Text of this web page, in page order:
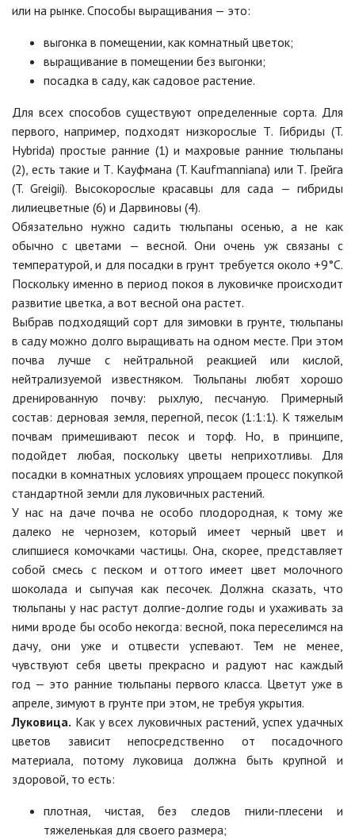
или на рынке. Способы выращивания — это:
выгонка в помещении, как комнатный цветок;
выращивание в помещении без выгонки;
посадка в саду, как садовое растение.
Для всех способов существуют определенные сорта. Для
первого, например, подходят низкорослые Т. Гибриды (T.
Hybrida) простые ранние (1) и махровые ранние тюльпаны
(2), есть такие и Т. Кауфмана (T. Kaufmanniana) или Т. Грейга
(T. Greigii). Высокорослые красавцы для сада — гибриды
лилиецветные (6) и Дарвиновы (4).
Обязательно нужно садить тюльпаны осенью, а не как
обычно с цветами — весной. Они очень уж связаны с
температурой, и для посадки в грунт требуется около +9°С.
Поскольку именно в период покоя в луковичке происходит
развитие цветка, а вот весной она растет.
Выбрав подходящий сорт для зимовки в грунте, тюльпаны
в саду можно долго выращивать на одном месте. При этом
почва лучше с нейтральной реакцией или кислой,
нейтрализуемой известняком. Тюльпаны любят хорошо
дренированную почву: рыхлую, песчаную. Примерный
состав: дерновая земля, перегной, песок (1:1:1). К тяжелым
почвам примешивают песок и торф. Но, в принципе,
подойдет любая, поскольку цветы неприхотливы. Для
посадки в комнатных условиях упрощаем процесс покупкой
стандартной земли для луковичных растений.
У нас на даче почва не особо плодородная, к тому же
далеко не чернозем, который имеет черный цвет и
слипшиеся комочками частицы. Она, скорее, представляет
собой смесь с песком и оттого имеет цвет молочного
шоколада и сыпучая как песочек. Должна сказать, что
тюльпаны у нас растут долгие-долгие годы и ухаживать за
ними вроде бы особо некогда: весной, пока переселимся на
дачу, они уже и отцвести успевают. Тем не менее,
чувствуют себя цветы прекрасно и радуют нас каждый
год — это ранние тюльпаны первого класса. Цветут уже в
апреле, зимуют в грунте при этом, не требуя укрытия.
Луковица. Как у всех луковичных растений, успех удачных
цветов зависит непосредственно от посадочного
материала, потому луковица должна быть крупной и
здоровой, то есть:
плотная, чистая, без следов гнили-плесени и
тяжеленькая для своего размера;